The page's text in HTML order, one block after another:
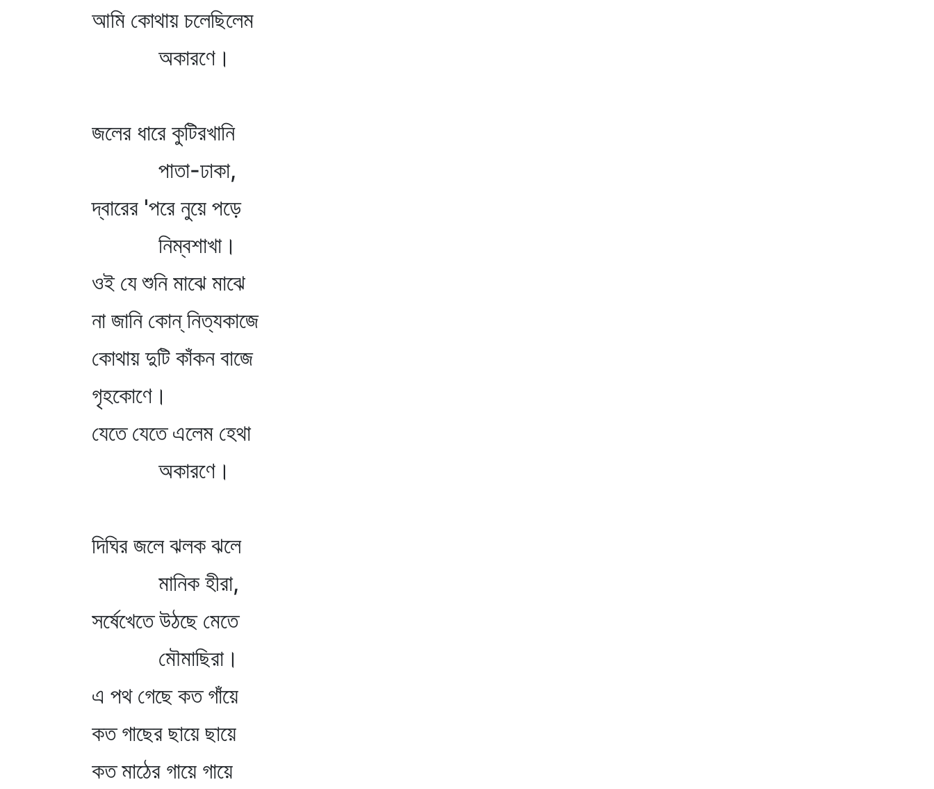
আমি কোথায় চলেছিলেম
অকারণে।
জলের ধারে কুটিরখানি
পাতা-ঢাকা,
দ্বারের 'পরে নুয়ে পড়ে
নিম্বশাখা।
ওই যে শুনি মাঝে মাঝে
না জানি কোন্‌ নিত্যকাজে
কোথায় দুটি কাঁকন বাজে
গৃহকোণে।
যেতে যেতে এলেম হেথা
অকারণে।
দিঘির জলে ঝলক ঝলে
মানিক হীরা,
সর্ষেখেতে উঠছে মেতে
মৌমাছিরা।
এ পথ গেছে কত গাঁয়ে
কত গাছের ছায়ে ছায়ে
কত মাঠের গায়ে গায়ে